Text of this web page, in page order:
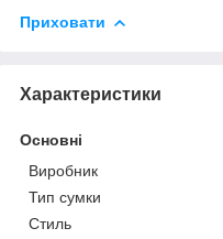
Приховати
Характеристики
Основні
Виробник
Тип сумки
Стиль